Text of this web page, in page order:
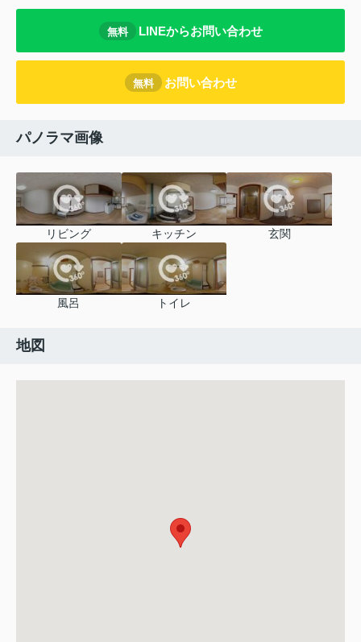
無料 LINEからお問い合わせ
無料 お問い合わせ
パノラマ画像
リビング キッチン 玄関
風呂 トイレ
地図